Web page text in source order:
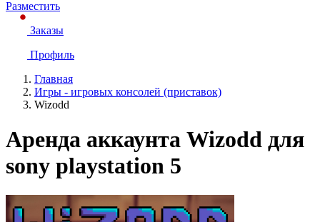
Разместить
Заказы
Профиль
Главная
Игры - игровых консолей (приставок)
Wizodd
Аренда аккаунта Wizodd для
sony playstation 5